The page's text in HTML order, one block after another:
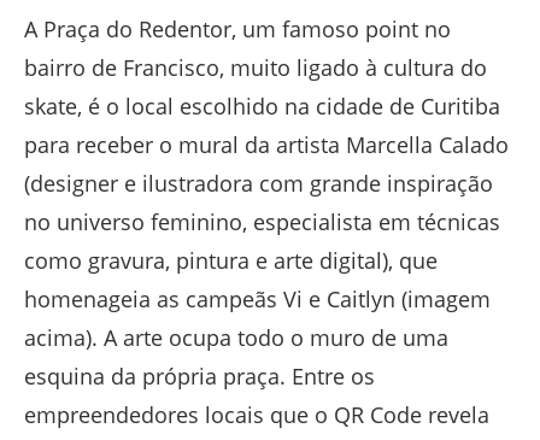
A Praça do Redentor, um famoso point no
bairro de Francisco, muito ligado à cultura do
skate, é o local escolhido na cidade de Curitiba
para receber o mural da artista Marcella Calado
(designer e ilustradora com grande inspiração
no universo feminino, especialista em técnicas
como gravura, pintura e arte digital), que
homenageia as campeãs Vi e Caitlyn (imagem
acima). A arte ocupa todo o muro de uma
esquina da própria praça. Entre os
empreendedores locais que o QR Code revela